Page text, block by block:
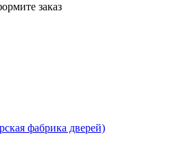
заказ
фабрика дверей)